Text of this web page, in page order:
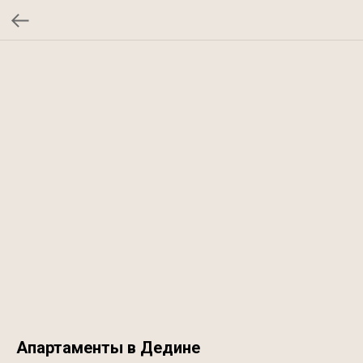
Апартаменты в Дедине